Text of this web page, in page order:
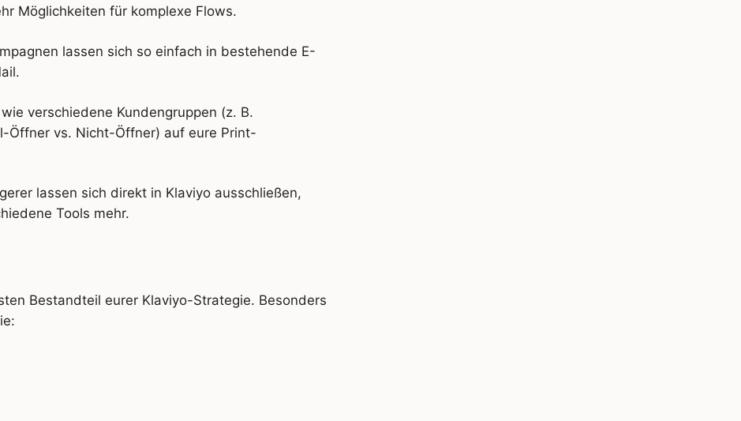
Möglichkeiten für komplexe Flows.
lassen sich so einfach in bestehende E-
verschiedene Kundengruppen (z. B.
Öffner vs. Nicht-Öffner) auf eure Print-
lassen sich direkt in Klaviyo ausschließen,
Tools mehr.
Bestandteil eurer Klaviyo-Strategie. Besonders